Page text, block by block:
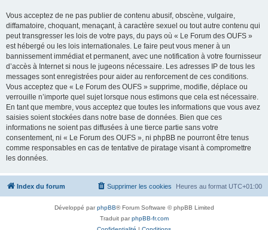
Vous acceptez de ne pas publier de contenu abusif, obscène, vulgaire,
diffamatoire, choquant, menaçant, à caractère sexuel ou tout autre contenu qui
peut transgresser les lois de votre pays, du pays où « Le Forum des OUFS »
est hébergé ou les lois internationales. Le faire peut vous mener à un
bannissement immédiat et permanent, avec une notification à votre fournisseur
d’accès à Internet si nous le jugeons nécessaire. Les adresses IP de tous les
messages sont enregistrées pour aider au renforcement de ces conditions.
Vous acceptez que « Le Forum des OUFS » supprime, modifie, déplace ou
verrouille n’importe quel sujet lorsque nous estimons que cela est nécessaire.
En tant que membre, vous acceptez que toutes les informations que vous avez
saisies soient stockées dans notre base de données. Bien que ces
informations ne soient pas diffusées à une tierce partie sans votre
consentement, ni « Le Forum des OUFS », ni phpBB ne pourront être tenus
comme responsables en cas de tentative de piratage visant à compromettre
les données.
Index du forum Heures au format UTC+01:00
Supprimer les cookies
Développé parphpBB® Forum Software © phpBB Limited
Traduit parphpBB-fr.com